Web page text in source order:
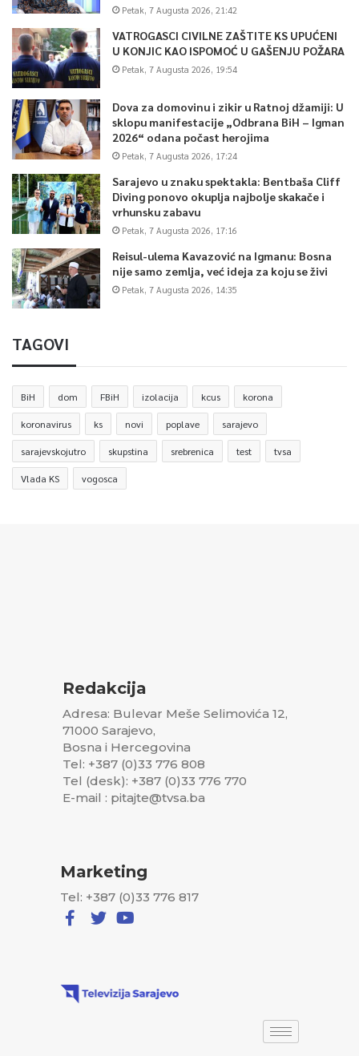
Petak, 7 Augusta 2026, 21:42
VATROGASCI CIVILNE ZAŠTITE KS UPUĆENI
U KONJIC KAO ISPOMOĆ U GAŠENJU POŽARA
Petak, 7 Augusta 2026, 19:54
Dova za domovinu i zikir u Ratnoj džamiji: U
sklopu manifestacije „Odbrana BiH – Igman
2026“ odana počast herojima
Petak, 7 Augusta 2026, 17:24
Sarajevo u znaku spektakla: Bentbaša Cliff
Diving ponovo okuplja najbolje skakače i
vrhunsku zabavu
Petak, 7 Augusta 2026, 17:16
Reisul-ulema Kavazović na Igmanu: Bosna
nije samo zemlja, već ideja za koju se živi
Petak, 7 Augusta 2026, 14:35
TAGOVI
BiH dom FBiH izolacija kcus korona
koronavirus ks novi poplave sarajevo
sarajevskojutro skupstina srebrenica test tvsa
Vlada KS vogosca
Redakcija
Adresa: Bulevar Meše Selimovića 12,
71000 Sarajevo,
Bosna i Hercegovina
Tel: +387 (0)33 776 808
Tel (desk): +387 (0)33 776 770
E-mail : pitajte@tvsa.ba
Marketing
Tel: +387 (0)33 776 817